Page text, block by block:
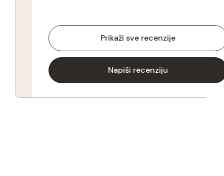
Prikaži sve recenzije
Napiši recenziju